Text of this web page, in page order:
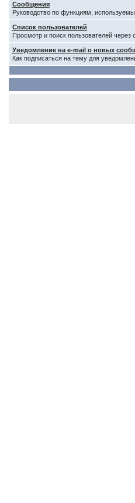
Сообщения
Руководство по функциям,
Список пользователей
Просмотр и поиск пользователей через
Уведомление на e-mail о новых
Как подписаться на тему для